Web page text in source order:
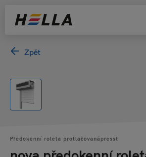
Zpět
Předokenní roleta protlačovanápresst